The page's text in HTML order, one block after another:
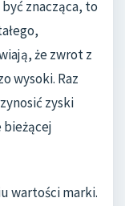
znacząca, to
że zwrot z
wysoki. Raz
zyski
bieżącej
wartości marki.